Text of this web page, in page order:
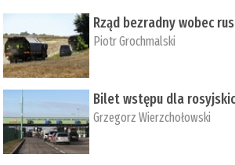
Rząd bezradny wobec
Piotr Grochmalski
Bilet wstępu dla
Grzegorz Wierzchołowski